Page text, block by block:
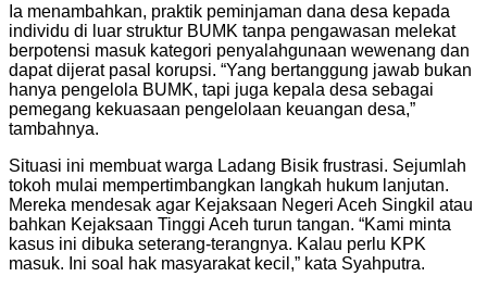
Ia menambahkan, praktik peminjaman dana desa kepada
individu di luar struktur BUMK tanpa pengawasan melekat
berpotensi masuk kategori penyalahgunaan wewenang dan
dapat dijerat pasal korupsi. “Yang bertanggung jawab bukan
hanya pengelola BUMK, tapi juga kepala desa sebagai
pemegang kekuasaan pengelolaan keuangan desa,”
tambahnya.
Situasi ini membuat warga Ladang Bisik frustrasi. Sejumlah
tokoh mulai mempertimbangkan langkah hukum lanjutan.
Mereka mendesak agar Kejaksaan Negeri Aceh Singkil atau
bahkan Kejaksaan Tinggi Aceh turun tangan. “Kami minta
kasus ini dibuka seterang-terangnya. Kalau perlu KPK
masuk. Ini soal hak masyarakat kecil,” kata Syahputra.